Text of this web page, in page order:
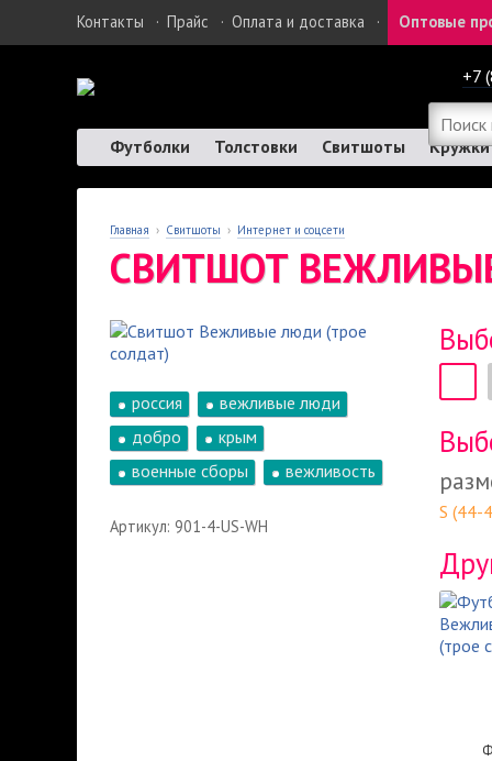
Контакты · Прайс · Оплата и доставка · Оптовые
+7
Футболки Толстовки Свитшоты Кружки
Главная › Свитшоты › Интернет и соцсети
СВИТШОТ
россия
вежливые люди
добро
крым
военные сборы
вежливость
Артикул: 901-4-US-WH
S (44-